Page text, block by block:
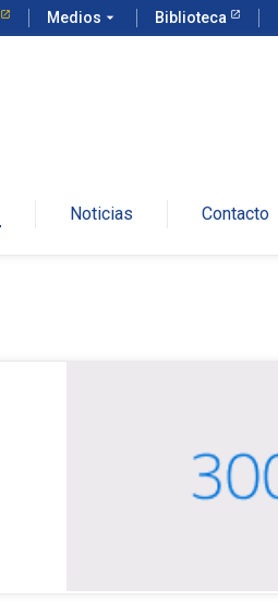
Medios arrow_drop_down Biblioteca
Noticias Contacto